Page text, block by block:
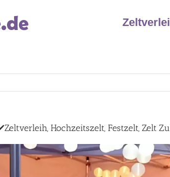
Hochzeitszelt, Festzelt, Zelt